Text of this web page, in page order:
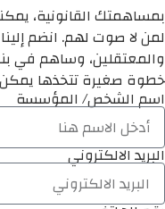
بمساهمتك القانونية،
لمن لا صوت لهم. انضم
والمعتقلين، وساهم في
خطوة صغيرة تتخذها يمكن
اسم الشخص/ المؤسسة
البريد الالكتروني